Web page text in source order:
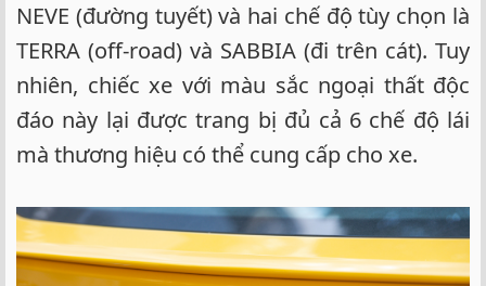
NEVE (đường tuyết) và hai chế độ tùy chọn là
TERRA (off-road) và SABBIA (đi trên cát). Tuy
nhiên, chiếc xe với màu sắc ngoại thất độc
đáo này lại được trang bị đủ cả 6 chế độ lái
mà thương hiệu có thể cung cấp cho xe.